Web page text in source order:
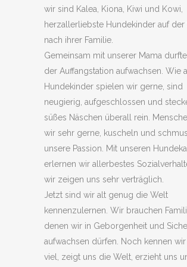
wir sind Kalea, Kiona, Kiwi und Kowi,
herzallerliebste Hundekinder auf der
nach ihrer Familie.
Gemeinsam mit unserer Mama
der Auffangstation aufwachsen. Wie
Hundekinder spielen wir gerne, sind
neugierig, aufgeschlossen und
süßes Näschen überall rein.
wir sehr gerne, kuscheln und
unsere Passion. Mit unseren
erlernen wir allerbestes
wir zeigen uns sehr verträglich.
Jetzt sind wir alt genug die Welt
kennenzulernen. Wir brauchen
denen wir in Geborgenheit und
aufwachsen dürfen. Noch kennen
viel, zeigt uns die Welt, erzieht uns